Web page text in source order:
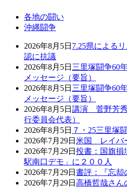
各地の闘い
沖縄闘争
2026年8月5日 7.25県による
認に抗議
2026年8月5日 三里塚闘争60
メッセージ（要旨）
2026年8月5日 三里塚闘争60
メッセージ（要旨）
2026年8月5日 講演 菅野芳秀
行委員会代表）
2026年8月5日 ７・25三里塚
2026年7月29日 米国 レイバ
2026年7月29日 投書：国旗損
駅南口デモ」に２００人
2026年7月29日 書評：『忘却
2026年7月29日 高橋哲哉さん